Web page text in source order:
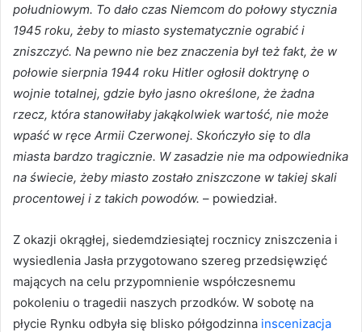
południowym. To dało czas Niemcom do połowy stycznia
1945 roku, żeby to miasto systematycznie ograbić i
zniszczyć. Na pewno nie bez znaczenia był też fakt, że w
połowie sierpnia 1944 roku Hitler ogłosił doktrynę o
wojnie totalnej, gdzie było jasno określone, że żadna
rzecz, która stanowiłaby jakąkolwiek wartość, nie może
wpaść w ręce Armii Czerwonej. Skończyło się to dla
miasta bardzo tragicznie. W zasadzie nie ma odpowiednika
na świecie, żeby miasto zostało zniszczone w takiej skali
procentowej i z takich powodów. – powiedział.
Z okazji okrągłej, siedemdziesiątej rocznicy zniszczenia i
wysiedlenia Jasła przygotowano szereg przedsięwzięć
mających na celu przypomnienie współczesnemu
pokoleniu o tragedii naszych przodków. W sobotę na
płycie Rynku odbyła się blisko półgodzinna inscenizacja